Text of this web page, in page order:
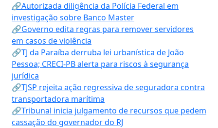
🔗Autorizada diligência da Polícia Federal em
investigação sobre Banco Master
🔗Governo edita regras para remover servidores
em casos de violência
🔗TJ da Paraíba derruba lei urbanística de João
Pessoa; CRECI-PB alerta para riscos à segurança
jurídica
🔗TJSP rejeita ação regressiva de seguradora contra
transportadora marítima
🔗Tribunal inicia julgamento de recursos que pedem
cassação do governador do RJ